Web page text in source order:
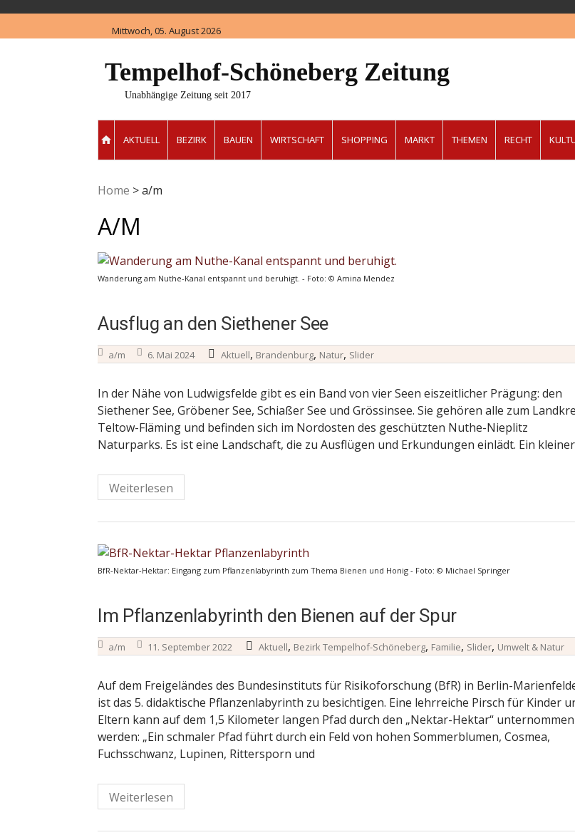
content
Mittwoch, 05. August 2026
Tempelhof-Schöneberg Zeitung
Unabhängige Zeitung seit 2017
AKTUELL BEZIRK BAUEN WIRTSCHAFT SHOPPING MARKT THEMEN RECHT
Home >a/m
A/m
Wanderung am Nuthe-Kanal entspannt und beruhigt. - Foto: © Amina Mendez
Ausflug an den Siethener See
a/m 6. Mai 2024 Aktuell, Brandenburg, Natur, Slider
In der Nähe von Ludwigsfelde gibt es ein Band von vier Seen eiszeitlicher Prägung: den
Siethener See, Gröbener See, Schiaßer See und Grössinsee. Sie gehören alle zum
Teltow-Fläming und befinden sich im Nordosten des geschützten Nuthe-Nieplitz
Naturparks. Es ist eine Landschaft, die zu Ausflügen und Erkundungen einlädt. Ein kleiner
Weiterlesen
BfR-Nektar-Hektar: Eingang zum Pflanzenlabyrinth zum Thema Bienen und Honig - Foto: © Michael Springer
Im Pflanzenlabyrinth den Bienen auf der Spur
a/m 11. September 2022 Aktuell, Bezirk Tempelhof-Schöneberg, Familie, Slider, Umwelt & Natur
Auf dem Freigeländes des Bundesinstituts für Risikoforschung (BfR) in Berlin-
ist das 5. didaktische Pflanzenlabyrinth zu besichtigen. Eine lehrreiche Pirsch für Kinder
Eltern kann auf dem 1,5 Kilometer langen Pfad durch den „Nektar-Hektar“ unternommen
werden: „Ein schmaler Pfad führt durch ein Feld von hohen Sommerblumen, Cosmea,
Fuchsschwanz, Lupinen, Rittersporn und
Weiterlesen